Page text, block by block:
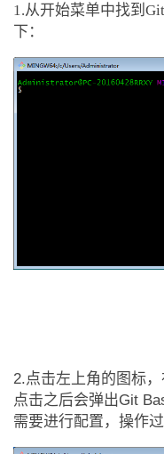
1.从开始菜单中找到
下：
2.点击左上角的图标
点击之后会弹出Git
需要进行配置，操作过